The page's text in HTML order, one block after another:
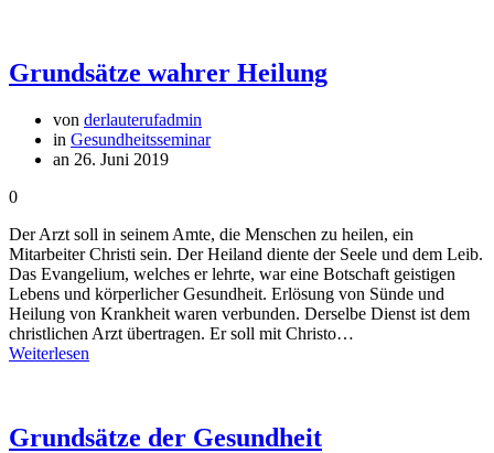
Grundsätze wahrer Heilung
von derlauterufadmin
in Gesundheitsseminar
an 26. Juni 2019
0
Der Arzt soll in seinem Amte, die Menschen zu heilen, ein
Mitarbeiter Christi sein. Der Heiland diente der Seele und dem Leib.
Das Evangelium, welches er lehrte, war eine Botschaft geistigen
Lebens und körperlicher Gesundheit. Erlösung von Sünde und
Heilung von Krankheit waren verbunden. Derselbe Dienst ist dem
christlichen Arzt übertragen. Er soll mit Christo…
Weiterlesen
Grundsätze der Gesundheit